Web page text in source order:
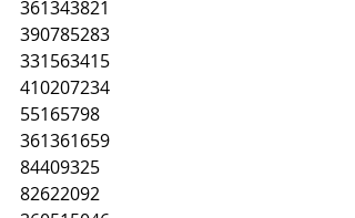
361343821
390785283
331563415
410207234
55165798
361361659
84409325
82622092